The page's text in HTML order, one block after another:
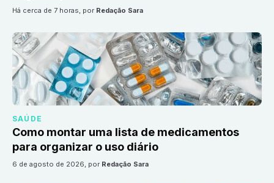
há cerca de 7 horas, por Redação Sara
SAÚDE
Como montar uma lista de medicamentos
para organizar o uso diário
6 de agosto de 2026, por Redação Sara